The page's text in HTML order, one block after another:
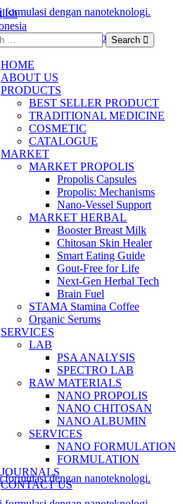
Search
HOME
ABOUT US
PRODUCTS
BEST SELLER PRODUCT
TRADITIONAL MEDICINE
COSMETIC
CATALOGUE
MARKET
MARKET PROPOLIS
Propolis Capsules
Propolis: Mechanisms
Nano-Vessel Support
MARKET HERBAL
Booster Breast Milk
Chitosan Skin Healer
Smart Eating Guide
Gout-Free for Life
Next-Gen Herbal Tech
Brain Fuel
STAMA Stamina Coffee
Organic Serums
SERVICES
LAB
PSA ANALYSIS
SPECTRO LAB
RAW MATERIALS
NANO PROPOLIS
NANO CHITOSAN
NANO ALBUMIN
SERVICES
NANO FORMULATION
FORMULATION
JOURNALS
CONTACT US